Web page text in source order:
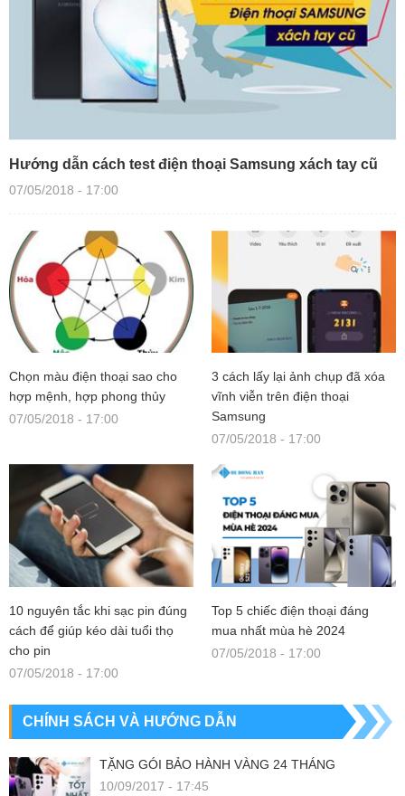
Hướng dẫn cách test điện thoại Samsung xách tay cũ
07/05/2018 - 17:00
Chọn màu điện thoại sao cho
hợp mệnh, hợp phong thủy
07/05/2018 - 17:00
3 cách lấy lại ảnh chụp đã xóa
vĩnh viễn trên điện thoại
Samsung
07/05/2018 - 17:00
10 nguyên tắc khi sạc pin đúng
cách để giúp kéo dài tuổi thọ
cho pin
07/05/2018 - 17:00
Top 5 chiếc điện thoại đáng
mua nhất mùa hè 2024
07/05/2018 - 17:00
CHÍNH SÁCH VÀ HƯỚNG DẪN
TẶNG GÓI BẢO HÀNH VÀNG 24 THÁNG
10/09/2017 - 17:45